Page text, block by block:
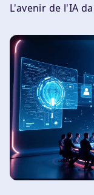
L'avenir de l'IA